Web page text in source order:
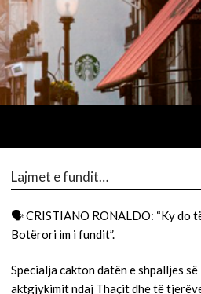
Lajmet e fundit…
🗣 CRISTIANO RONALDO: “Ky do
Botërori im i fundit”.
Specialja cakton datën e shpalljes së
aktgjykimit ndaj Thaçit dhe të